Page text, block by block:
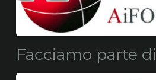
Facciamo parte di